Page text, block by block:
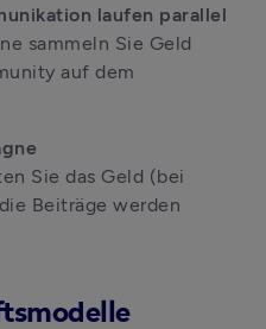
laufen parallel
sammeln Sie Geld
auf dem
Sie das Geld (bei
Beiträge werden